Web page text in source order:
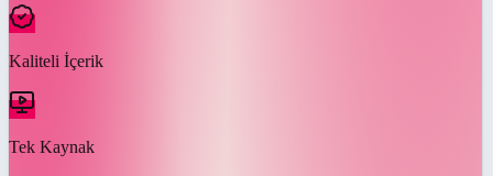
Kaliteli İçerik
Tek Kaynak